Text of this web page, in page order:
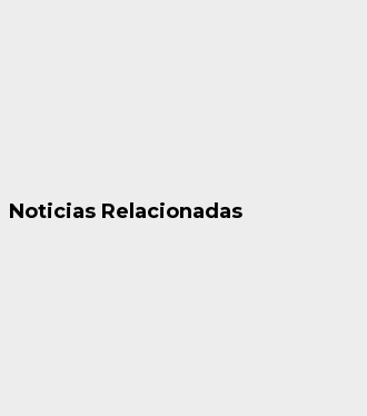
Noticias Relacionadas